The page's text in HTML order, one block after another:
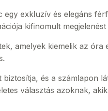
exkluzív és elegáns
kifinomult
amelyek kiemelik az
és a számlapon
választás azoknak,